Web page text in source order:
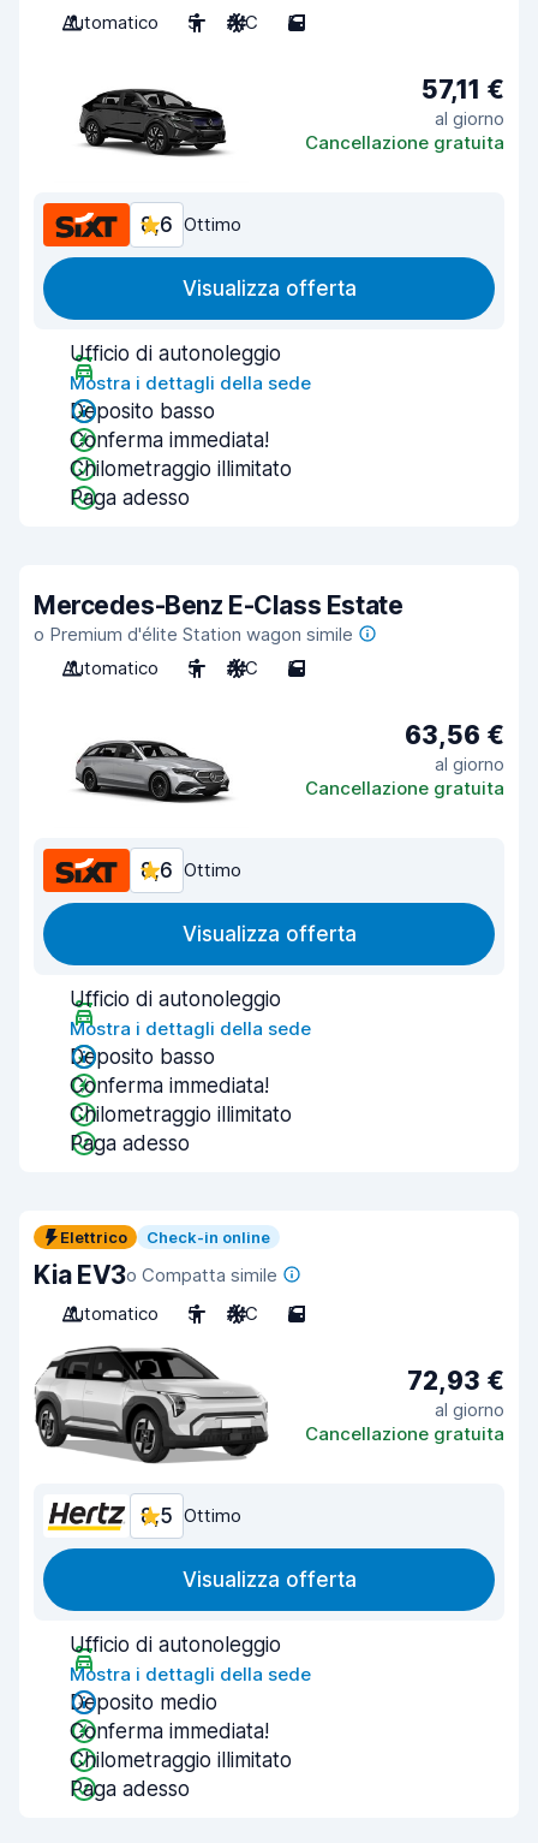
Automatico
5 A/C 5
57,11 €
al giorno
Cancellazione gratuita
8,6 Ottimo
Visualizza offerta
Ufficio di autonoleggio
Mostra i dettagli della sede
Deposito basso
Conferma immediata!
Chilometraggio illimitato
Paga adesso
Mercedes-Benz E-Class Estate
o Premium d'élite Station wagon simile
Automatico
5 A/C 5
63,56 €
al giorno
Cancellazione gratuita
8,6 Ottimo
Visualizza offerta
Ufficio di autonoleggio
Mostra i dettagli della sede
Deposito basso
Conferma immediata!
Chilometraggio illimitato
Paga adesso
Elettrico Check-in online
Kia EV3o Compatta simile
Automatico
5 A/C 5
72,93 €
al giorno
Cancellazione gratuita
8,5 Ottimo
Visualizza offerta
Ufficio di autonoleggio
Mostra i dettagli della sede
Deposito medio
Conferma immediata!
Chilometraggio illimitato
Paga adesso